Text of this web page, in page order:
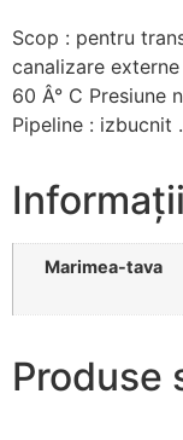
Scop : pentru
canalizare
60 Â° C Presiune
Pipeline : izbucnit
Marimea-tava
Produse